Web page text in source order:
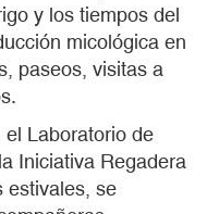
y los tiempos del
micológica en
paseos, visitas a
Laboratorio de
Iniciativa Regadera
estivales, se